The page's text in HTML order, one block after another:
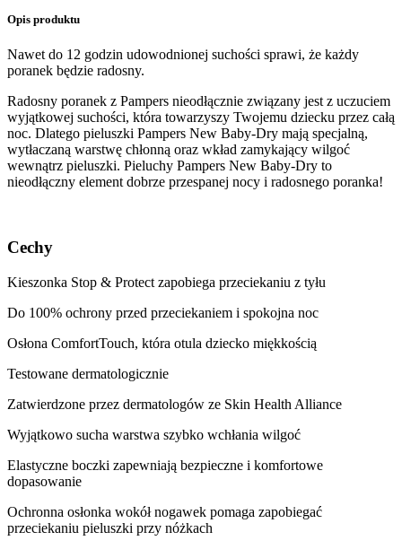
Opis produktu
Nawet do 12 godzin udowodnionej suchości sprawi, że każdy
poranek będzie radosny.
Radosny poranek z Pampers nieodłącznie związany jest z uczuciem
wyjątkowej suchości, która towarzyszy Twojemu dziecku przez całą
noc. Dlatego pieluszki Pampers New Baby-Dry mają specjalną,
wytłaczaną warstwę chłonną oraz wkład zamykający wilgoć
wewnątrz pieluszki. Pieluchy Pampers New Baby-Dry to
nieodłączny element dobrze przespanej nocy i radosnego poranka!
Cechy
Kieszonka Stop & Protect zapobiega przeciekaniu z tyłu
Do 100% ochrony przed przeciekaniem i spokojna noc
Osłona ComfortTouch, która otula dziecko miękkością
Testowane dermatologicznie
Zatwierdzone przez dermatologów ze Skin Health Alliance
Wyjątkowo sucha warstwa szybko wchłania wilgoć
Elastyczne boczki zapewniają bezpieczne i komfortowe
dopasowanie
Ochronna osłonka wokół nogawek pomaga zapobiegać
przeciekaniu pieluszki przy nóżkach